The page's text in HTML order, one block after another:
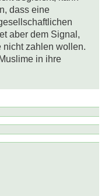
dass eine
aber dem Signal,
nicht zahlen wollen.
in ihre